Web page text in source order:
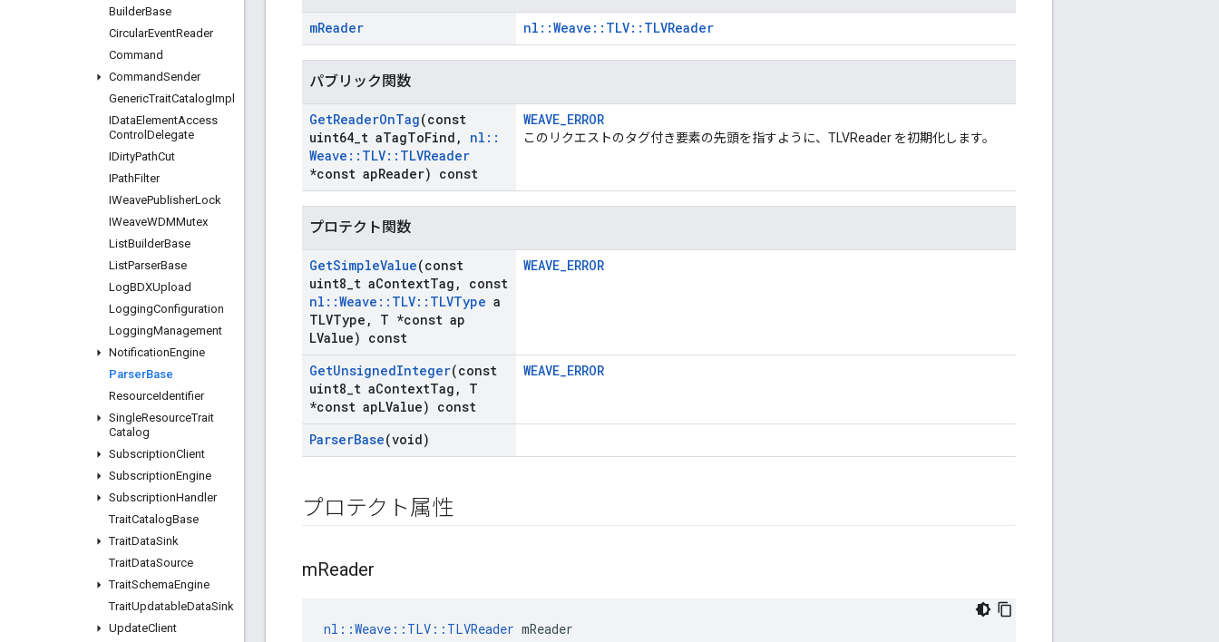
BuilderBase
CircularEventReader
Command
CommandSender
GenericTraitCatalogImpl
IDataElementAccess
Control Delegate
IDirtyPathCut
IPathFilter
IWeavePublisherLock
IWeaveWDMMutex
ListBuilderBase
ListParserBase
LogBDXUpload
LoggingConfiguration
LoggingManagement
NotificationEngine
ParserBase
ResourceIdentifier
SingleResourceTrait
Catalog
SubscriptionClient
SubscriptionEngine
SubscriptionHandler
TraitCatalogBase
TraitDataSink
TraitDataSource
TraitSchemaEngine
TraitUpdatableDataSink
UpdateClient
mReader nl::Weave::TLV::TLVReader
パブリック関数
GetReaderOnTag(const
uint64 t aTagToFind , nl ::
Weave :: TLV:: TLVReader
*const apReader) const
WEAVE_ERROR
このリクエストのタグ付き要素の先頭を指すように、TLVReader を初期化します。
プロテクト関数
GetSimpleValue(const
uint8 t aContextTag ,
const
nl ::Weave :: TLV:: TLVType a
TLVType ,
T *const ap
LValue) const
WEAVE_ERROR
GetUnsignedInteger(const
uint8 t aContextTag ,
T
*const apLValue) const
WEAVE_ERROR
ParserBase(void)
プロテクト属性
mReader
nl::Weave::TLV::TLVReader mReader